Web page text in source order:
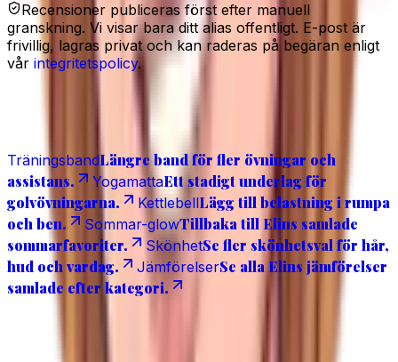
Recensioner publiceras först efter manuell
granskning. Vi visar bara ditt alias offentligt. E-post är
frivillig, lagras privat och kan raderas på begäran enligt
vår integritetspolicy.
TräningsbandLängre band för fler övningar och
assistans.
YogamattaEtt stadigt underlag för
golvövningarna.
KettlebellLägg till belastning i rumpa
och ben.
Sommar-glowTillbaka till Elins samlade
sommarfavoriter.
SkönhetSe fler skönhetsval för hår,
hud och vardag.
JämförelserSe alla Elins jämförelser
samlade efter kategori.